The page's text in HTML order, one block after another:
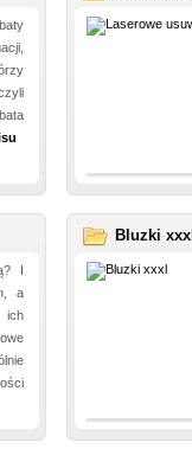
I
a
Bluzki xxxl